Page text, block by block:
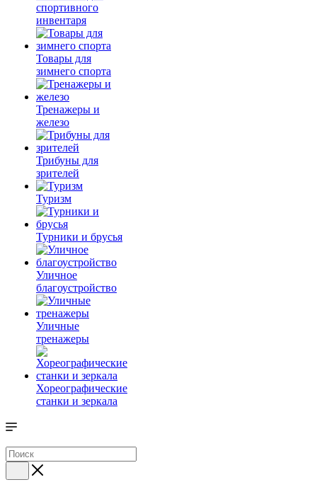
спортивного
инвентаря
Товары для
зимнего спорта
Тренажеры и
железо
Трибуны для
зрителей
Туризм
Турники и брусья
Уличное
благоустройство
Уличные
тренажеры
Хореографические
станки и зеркала